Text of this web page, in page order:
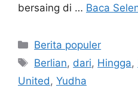
bersaing di … Baca
Kategori
Berita populer
Tag
Berlian, dari, Hingga,
United, Yudha